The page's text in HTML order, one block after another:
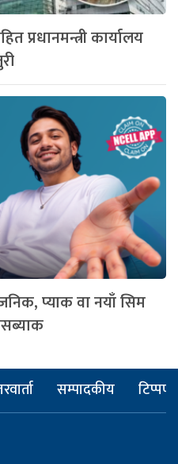
प्रधानमन्त्री कार्यालय
प्याक वा नयाँ सिम
सम्पादकीय टिप्पणी